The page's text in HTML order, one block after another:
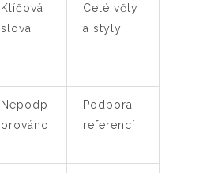
Klíčová
slova
Celé věty
a styly
Nepodp
orováno
Podpora
referencí